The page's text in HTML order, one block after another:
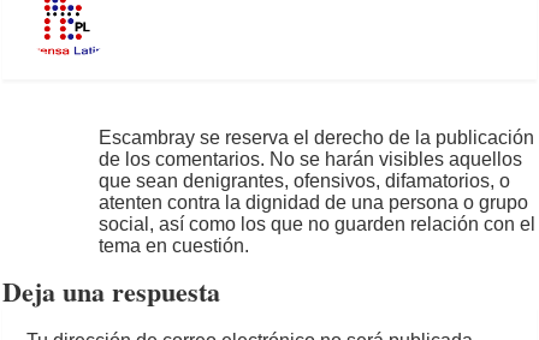
Escambray se reserva el derecho de la publicación
de los comentarios. No se harán visibles aquellos
que sean denigrantes, ofensivos, difamatorios, o
atenten contra la dignidad de una persona o grupo
social, así como los que no guarden relación con el
tema en cuestión.
Deja una respuesta